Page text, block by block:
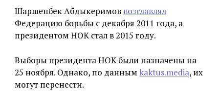
Шаршенбек Абдыкеримов возглавлял
Федерацию борьбы с декабря 2011 года, а
президентом НОК стал в 2015 году.
Выборы президента НОК были назначены на
25 ноября. Однако, по данным kaktus.media, их
могут перенести.